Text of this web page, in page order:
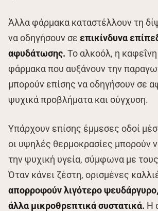
Άλλα φάρμακα καταστέλλουν τη
να οδηγήσουν σε επικίνδυνα
αφυδάτωσης. Το αλκοόλ, η καφεΐνη
φάρμακα που αυξάνουν την
μπορούν επίσης να οδηγήσουν σε
ψυχικά προβλήματα και σύγχυση.
Υπάρχουν επίσης έμμεσες οδοί
οι υψηλές θερμοκρασίες μπορούν
την ψυχική υγεία, σύμφωνα με
Όταν κάνει ζέστη, ορισμένες
απορροφούν λιγότερο
άλλα μικροθρεπτικά συστατικά. Η